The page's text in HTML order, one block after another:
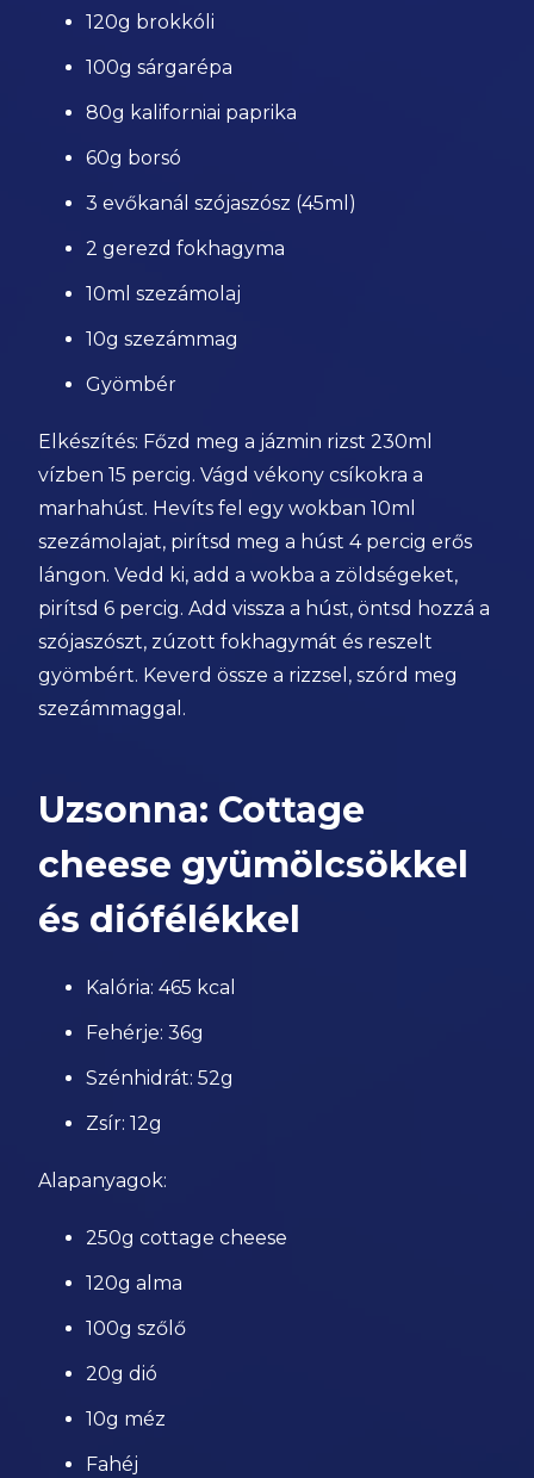
120g brokkóli
100g sárgarépa
80g kaliforniai paprika
60g borsó
3 evőkanál szójaszósz (45ml)
2 gerezd fokhagyma
10ml szezámolaj
10g szezámmag
Gyömbér
Elkészítés: Főzd meg a jázmin rizst 230ml
vízben 15 percig. Vágd vékony csíkokra a
marhahúst. Hevíts fel egy wokban 10ml
szezámolajat, pirítsd meg a húst 4 percig erős
lángon. Vedd ki, add a wokba a zöldségeket,
pirítsd 6 percig. Add vissza a húst, öntsd hozzá a
szójaszószt, zúzott fokhagymát és reszelt
gyömbért. Keverd össze a rizzsel, szórd meg
szezámmaggal.
Uzsonna: Cottage
cheese gyümölcsökkel
és diófélékkel
Kalória: 465 kcal
Fehérje: 36g
Szénhidrát: 52g
Zsír: 12g
Alapanyagok:
250g cottage cheese
120g alma
100g szőlő
20g dió
10g méz
Fahéj